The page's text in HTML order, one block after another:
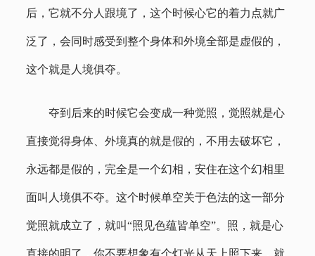
后，它就不分人跟境了，这个时候心它的着力点就广
泛了，会同时感受到整个身体和外境全部是虚假的，
这个就是人境俱夺。
夺到后来的时候它会变成一种觉照，觉照就是心
直接觉得身体、外境真的就是假的，不用去破坏它，
永远都是假的，完全是一个幻相，安住在这个幻相里
面叫人境俱不夺。这个时候单空关于色法的这一部分
觉照就成立了，就叫“照见色蕴皆单空”。照，就是心
直接的明了，你不要想象有个灯光从天上照下来，就